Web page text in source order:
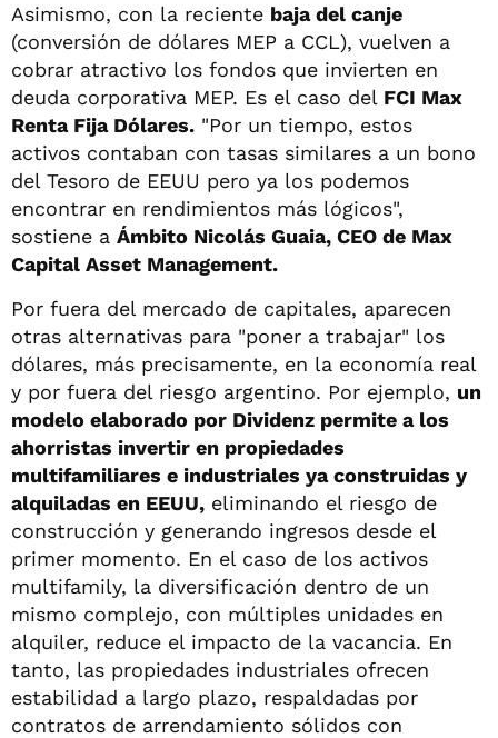
Asimismo, con la reciente baja del canje
(conversión de dólares MEP a CCL), vuelven a
cobrar atractivo los fondos que invierten en
deuda corporativa MEP. Es el caso del FCI Max
Renta Fija Dólares. "Por un tiempo, estos
activos contaban con tasas similares a un bono
del Tesoro de EEUU pero ya los podemos
encontrar en rendimientos más lógicos",
sostiene a Ámbito Nicolás Guaia, CEO de Max
Capital Asset Management.
Por fuera del mercado de capitales, aparecen
otras alternativas para "poner a trabajar" los
dólares, más precisamente, en la economía real
y por fuera del riesgo argentino. Por ejemplo, un
modelo elaborado por Dividenz permite a los
ahorristas invertir en propiedades
multifamiliares e industriales ya construidas y
alquiladas en EEUU, eliminando el riesgo de
construcción y generando ingresos desde el
primer momento. En el caso de los activos
multifamily, la diversificación dentro de un
mismo complejo, con múltiples unidades en
alquiler, reduce el impacto de la vacancia. En
tanto, las propiedades industriales ofrecen
estabilidad a largo plazo, respaldadas por
contratos de arrendamiento sólidos con